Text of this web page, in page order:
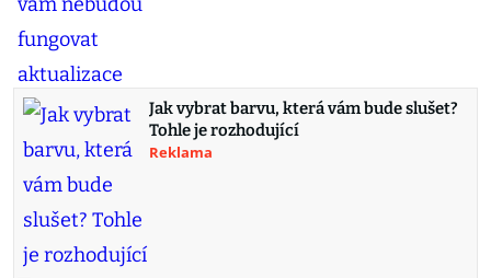
Jak vybrat barvu, která vám bude slušet?
Tohle je rozhodující
Reklama